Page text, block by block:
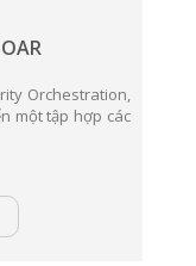
Orchestration,
một tập hợp các